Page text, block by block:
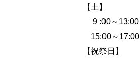
【土】
9 :00～13:00
15:00～17:00
【祝祭日】